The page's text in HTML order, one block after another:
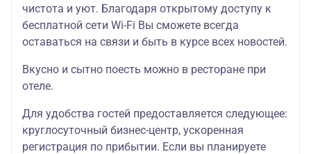
чистота и уют. Благодаря открытому доступу к
бесплатной сети Wi-Fi Вы сможете всегда
оставаться на связи и быть в курсе всех новостей.
Вкусно и сытно поесть можно в ресторане при
отеле.
Для удобства гостей предоставляется следующее:
круглосуточный бизнес-центр, ускоренная
регистрация по прибытии. Если вы планируете